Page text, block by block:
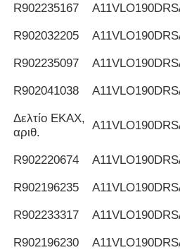
R902235167
R902032205
R902235097
R902041038
Δελτίο ΕΚΑΧ,
αριθ.
R902220674
R902196235
R902233317
R902196230